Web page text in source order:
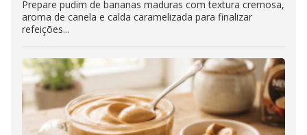
Prepare pudim de bananas maduras com textura cremosa,
aroma de canela e calda caramelizada para finalizar
refeições...